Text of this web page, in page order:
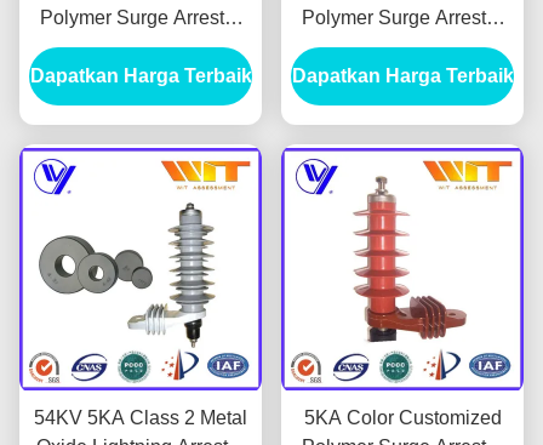
Polymer Surge Arrester
Dibuat Dengan Resistor
Oksida Logam
Dapatkan Harga Terbaik
Polymer Surge Arrester
Dengan Laporan KEMA
Untuk Transmisi Daya
Dapatkan Harga Terbaik
54KV 5KA Class 2 Metal
5KA Color Customized